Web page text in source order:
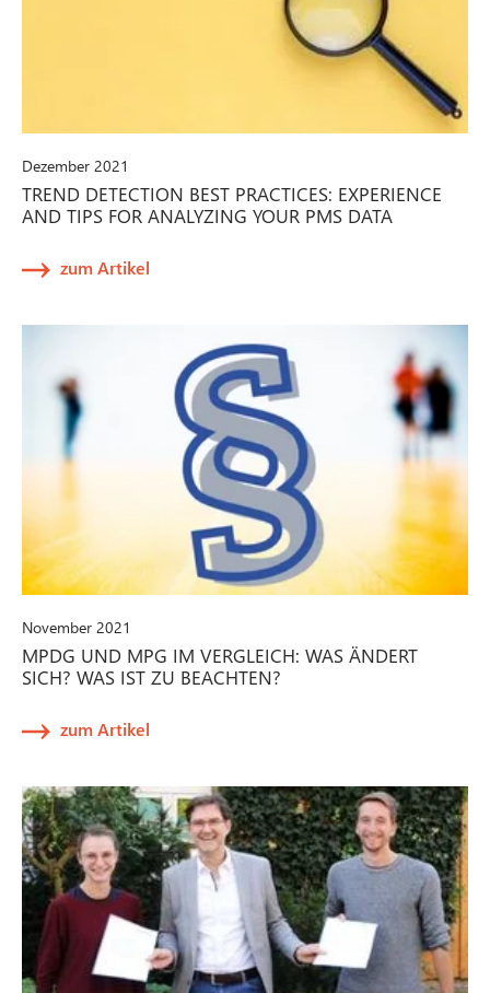
Dezember 2021
TREND DETECTION BEST PRACTICES: EXPERIENCE
AND TIPS FOR ANALYZING YOUR PMS DATA
zum Artikel
November 2021
MPDG UND MPG IM VERGLEICH: WAS ÄNDERT
SICH? WAS IST ZU BEACHTEN?
zum Artikel